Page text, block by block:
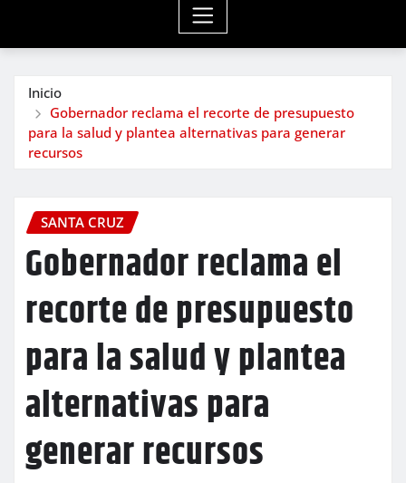
Inicio
Gobernador reclama el recorte de presupuesto
para la salud y plantea alternativas para generar
recursos
SANTA CRUZ
Gobernador reclama el
recorte de presupuesto
para la salud y plantea
alternativas para
generar recursos